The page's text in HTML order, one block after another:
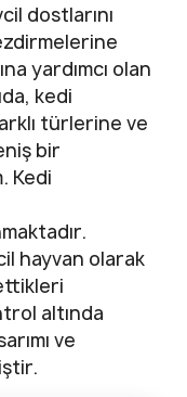
dostlarını
yardımcı olan
kedi
türlerine ve
bir
Kedi
hayvan olarak
altında
ve